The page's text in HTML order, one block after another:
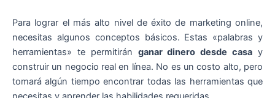
Para lograr el más alto nivel de éxito de marketing online,
necesitas algunos conceptos básicos. Estas «palabras y
herramientas» te permitirán ganar dinero desde casa y
construir un negocio real en línea. No es un costo alto, pero
tomará algún tiempo encontrar todas las herramientas que